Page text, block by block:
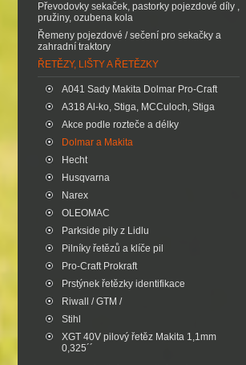
Převodovky sekaček, pastorky pojezdové díly ,
pružiny, ozubena kola
Řemeny pojezdové / sečení pro sekačky a
zahradní traktory
ŘETĚZY, LIŠTY A ŘETĚZKY
A041 Sady Makita Dolmar Pro-Craft
A318 Al-ko, Stiga, MCCuloch, Stiga
Akce podle rozteče a délky
Dolmar a Makita
Hecht
Husqvarna
Narex
OLEOMAC
Parkside pily z Lidlu
Pilníky řetězů a klíče pil
Pro-Craft Prokraft
Prstýnek řetězky identifikace
Riwall / GTM /
Stihl
XGT 40V pilový řetěz Makita 1,1mm
0,325´´